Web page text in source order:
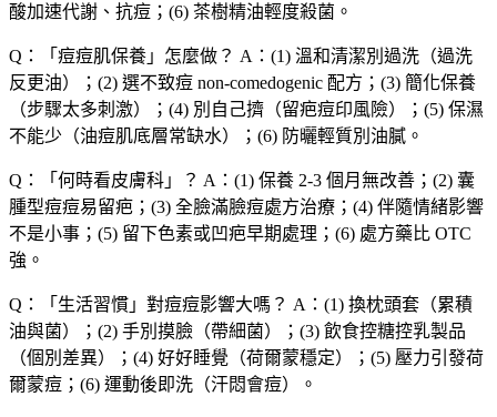
酸加速代謝、抗痘；(6) 茶樹精油輕度殺菌。
Q：「 痘痘肌保養 」怎麼做？ A：(1) 溫和清潔別過洗（過洗
反更油）；(2) 選不致痘 non-comedogenic 配方；(3) 簡化保養
（步驟太多刺激）；(4) 別自己擠（留疤痘印風險）；(5) 保濕
不能少（油痘肌底層常缺水）；(6) 防曬輕質別油膩。
Q：「 何時看皮膚科 」？ A：(1) 保養 2-3 個月無改善；(2) 囊
腫型痘痘易留疤；(3) 全臉滿臉痘處方治療；(4) 伴隨情緒影響
不是小事；(5) 留下色素或凹疤早期處理；(6) 處方藥比 OTC
強。
Q：「 生活習慣 」對痘痘影響大嗎？ A：(1) 換枕頭套（累積
油與菌）；(2) 手別摸臉（帶細菌）；(3) 飲食控糖控乳製品
（個別差異）；(4) 好好睡覺（荷爾蒙穩定）；(5) 壓力引發荷
爾蒙痘；(6) 運動後即洗（汗悶會痘）。